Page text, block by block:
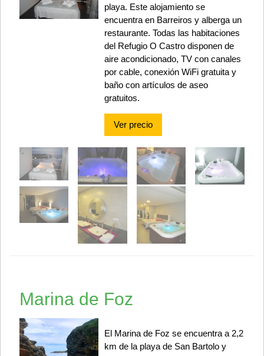
playa. Este alojamiento se
encuentra en Barreiros y alberga un
restaurante. Todas las habitaciones
del Refugio O Castro disponen de
aire acondicionado, TV con canales
por cable, conexión WiFi gratuita y
baño con artículos de aseo
gratuitos.
Ver precio
Marina de Foz
El Marina de Foz se encuentra a 2,2
km de la playa de San Bartolo y